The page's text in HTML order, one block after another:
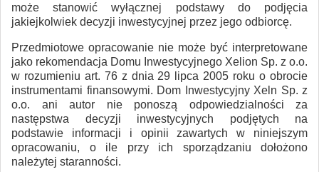
może stanowić wyłącznej podstawy do podjęcia
jakiejkolwiek decyzji inwestycyjnej przez jego odbiorcę.
Przedmiotowe opracowanie nie może być interpretowane
jako rekomendacja Domu Inwestycyjnego Xelion Sp. z o.o.
w rozumieniu art. 76 z dnia 29 lipca 2005 roku o obrocie
instrumentami finansowymi. Dom Inwestycyjny Xeln Sp. z
o.o. ani autor nie ponoszą odpowiedzialności za
następstwa decyzji inwestycyjnych podjętych na
podstawie informacji i opinii zawartych w niniejszym
opracowaniu, o ile przy ich sporządzaniu dołożono
należytej staranności.